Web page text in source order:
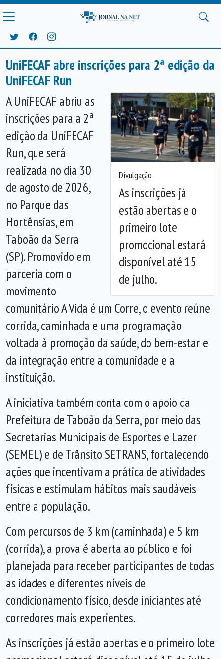
UniFECAF abre inscrições para 2ª edição da
UniFECAF Run
Divulgação
As inscrições já
estão abertas e o
primeiro lote
promocional estará
disponível até 15
de julho.
Anterior
A UniFECAF abriu as
inscrições para a 2ª
edição da UniFECAF
Run, que será
realizada no dia 30
de agosto de 2026,
no Parque das
Hortênsias, em
Taboão da Serra
(SP). Promovido em
parceria com o
movimento
comunitário A Vida é um Corre, o evento reúne
corrida, caminhada e uma programação
voltada à promoção da saúde, do bem-estar e
da integração entre a comunidade e a
instituição.
A iniciativa também conta com o apoio da
Prefeitura de Taboão da Serra, por meio das
Secretarias Municipais de Esportes e Lazer
(SEMEL) e de Trânsito SETRANS, fortalecendo
ações que incentivam a prática de atividades
físicas e estimulam hábitos mais saudáveis
entre a população.
Com percursos de 3 km (caminhada) e 5 km
(corrida), a prova é aberta ao público e foi
planejada para receber participantes de todas
as idades e diferentes níveis de
condicionamento físico, desde iniciantes até
corredores mais experientes.
As inscrições já estão abertas e o primeiro lote